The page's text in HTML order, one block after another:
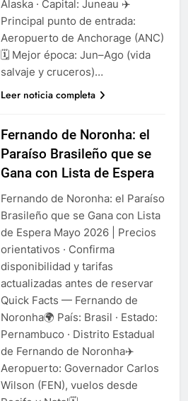
Alaska · Capital: Juneau ✈️
Principal punto de entrada:
Aeropuerto de Anchorage (ANC)
🗓️ Mejor época: Jun–Ago (vida
salvaje y cruceros)…
Leer noticia completa
Fernando de Noronha: el
Paraíso Brasileño que se
Gana con Lista de Espera
Fernando de Noronha: el Paraíso
Brasileño que se Gana con Lista
de Espera Mayo 2026 | Precios
orientativos · Confirma
disponibilidad y tarifas
actualizadas antes de reservar
Quick Facts — Fernando de
Noronha🌍 País: Brasil · Estado:
Pernambuco · Distrito Estadual
de Fernando de Noronha✈️
Aeropuerto: Governador Carlos
Wilson (FEN), vuelos desde